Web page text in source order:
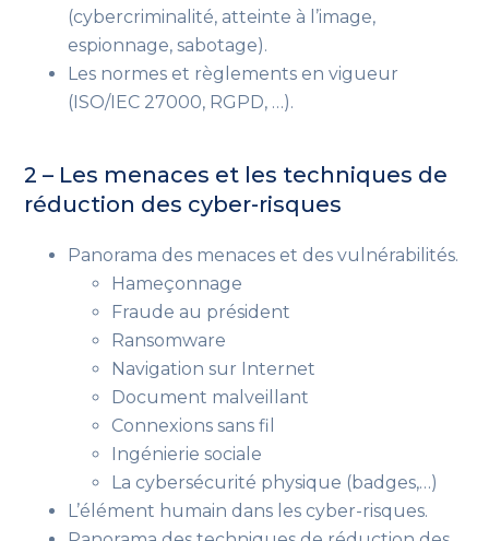
(cybercriminalité, atteinte à l’image,
espionnage, sabotage).
Les normes et règlements en vigueur
(ISO/IEC 27000, RGPD, …).
2 – Les menaces et les techniques de
réduction des cyber-risques
Panorama des menaces et des vulnérabilités.
Hameçonnage
Fraude au président
Ransomware
Navigation sur Internet
Document malveillant
Connexions sans fil
Ingénierie sociale
La cybersécurité physique (badges,…)
L’élément humain dans les cyber-risques.